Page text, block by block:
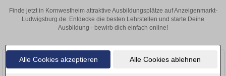
Alle Cookies akzeptieren Alle Cookies ablehnen
Finde jetzt in Kornwestheim attraktive Ausbildungsplätze auf Anzeigenmarkt-
Ludwigsburg.de. Entdecke die besten Lehrstellen und starte Deine
Ausbildung - bewirb dich einfach online!